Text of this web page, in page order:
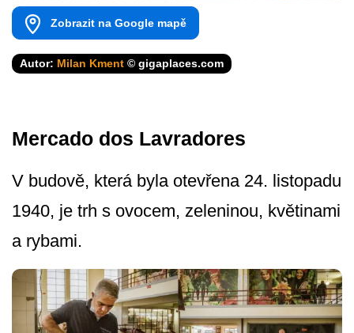
Zobrazit na Google mapě
Autor: Milan Kment © gigaplaces.com
Mercado dos Lavradores
V budově, která byla otevřena 24. listopadu
1940, je trh s ovocem, zeleninou, květinami
a rybami.